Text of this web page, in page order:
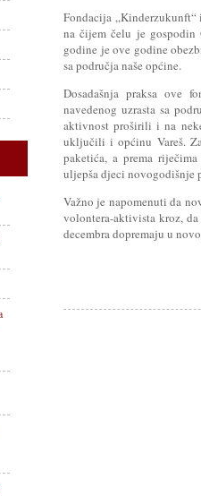
Fondacija „Kinderzukunft“
na čijem čelu je gospodin
godine je ove godine
sa područja naše općine.
Dosadašnja praksa ove
navedenog uzrasta sa
aktivnost proširili i na
uključili i općinu Vareš.
paketića, a prema
uljepša djeci novogodišnje
Važno je napomenuti da
volontera-aktivista kroz,
decembra dopremaju u